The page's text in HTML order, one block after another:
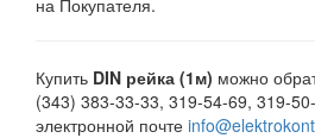
Купить DIN рейка (1м) можно
(343) 383-33-33, 319-54-69, 319-
электронной почте